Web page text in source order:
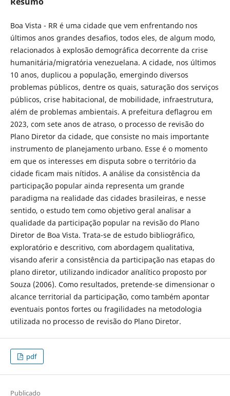
Boa Vista - RR é uma cidade que vem enfrentando nos
últimos anos grandes desafios, todos eles, de algum modo,
relacionados à explosão demográfica decorrente da crise
humanitária/migratória venezuelana. A cidade, nos últimos
10 anos, duplicou a população, emergindo diversos
problemas públicos, dentre os quais, saturação dos serviços
públicos, crise habitacional, de mobilidade, infraestrutura,
além de problemas ambientais. A prefeitura deflagrou em
2023, com sete anos de atraso, o processo de revisão do
Plano Diretor da cidade, que consiste no mais importante
instrumento de planejamento urbano. Esse é o momento
em que os interesses em disputa sobre o território da
cidade ficam mais nítidos. A análise da consistência da
participação popular ainda representa um grande
paradigma na realidade das cidades brasileiras, e nesse
sentido, o estudo tem como objetivo geral analisar a
qualidade da participação popular na revisão do Plano
Diretor de Boa Vista. Trata-se de estudo bibliográfico,
exploratório e descritivo, com abordagem qualitativa,
visando aferir a consistência da participação nas etapas do
plano diretor, utilizando indicador analítico proposto por
Souza (2006). Como resultados, pretende-se dimensionar o
alcance territorial da participação, como também apontar
eventuais pontos fortes ou fragilidades na metodologia
utilizada no processo de revisão do Plano Diretor.
pdf
Publicado